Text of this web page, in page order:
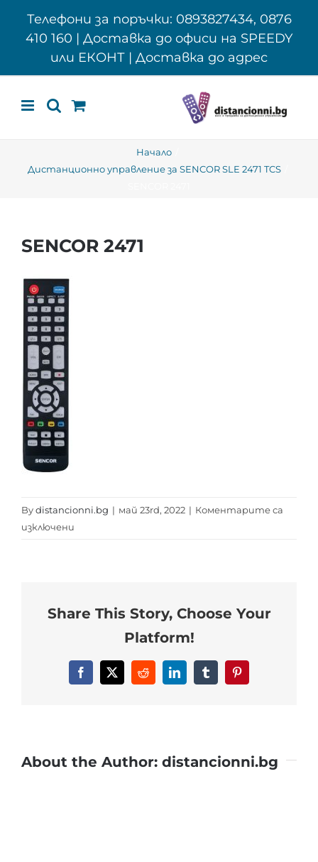
Телефони за поръчки: 0893827434, 0876
410 160 | Доставка до офиси на SPEEDY
или ЕКОНТ | Доставка до адрес
Начало
Дистанционно управление за SENCOR SLE 2471 TCS
SENCOR 2471
Bydistancionni.bg | май 23rd, 2022 | Коментарите са
изключени
Share This Story, Choose Your
Platform!
Facebook
X RedditLinkedInTumblrPinterest
About the Author: distancionni.bg